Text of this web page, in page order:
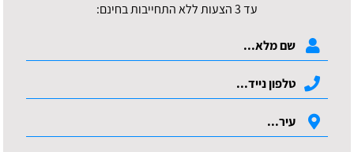
עד 3 הצעות ללא התחייבות בחינם: